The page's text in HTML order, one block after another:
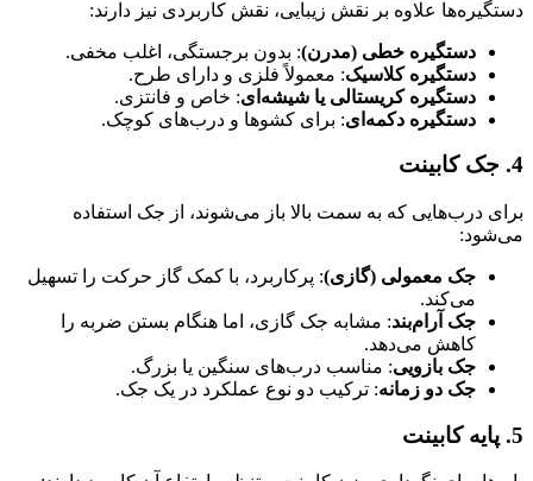
دستگیره‌ها علاوه بر نقش زیبایی، نقش کاربردی نیز دارند:
دستگیره خطی (مدرن): بدون برجستگی، اغلب مخفی.
دستگیره کلاسیک: معمولاً فلزی و دارای طرح.
دستگیره کریستالی یا شیشه‌ای: خاص و فانتزی.
دستگیره دکمه‌ای: برای کشوها و درب‌های کوچک.
4. جک کابینت
برای درب‌هایی که به سمت بالا باز می‌شوند، از جک استفاده
می‌شود:
جک معمولی (گازی): پرکاربرد، با کمک گاز حرکت را تسهیل
می‌کند.
جک آرام‌بند: مشابه جک گازی، اما هنگام بستن ضربه را
کاهش می‌دهد.
جک بازویی: مناسب درب‌های سنگین یا بزرگ.
جک دو زمانه: ترکیب دو نوع عملکرد در یک جک.
5. پایه کابینت